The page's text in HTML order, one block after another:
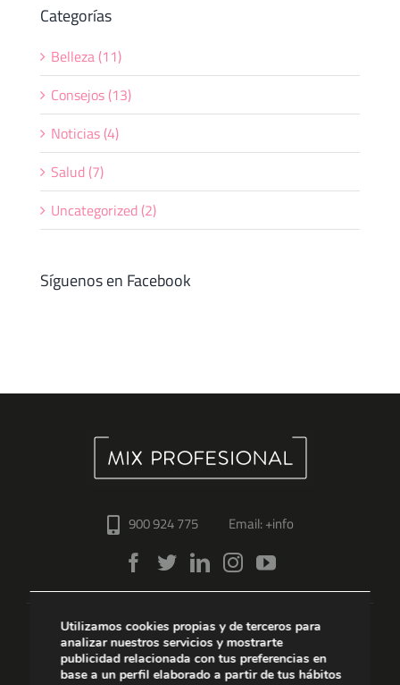
Categorías
Belleza (11)
Consejos (13)
Noticias (4)
Salud (7)
Uncategorized (2)
Síguenos en Facebook
900 924 775 Email: +info
Coloración Cuidado Cabello
Utilizamos cookies propias y de terceros para
analizar nuestros servicios y mostrarte
publicidad relacionada con tus preferencias en
base a un perfil elaborado a partir de tus hábitos